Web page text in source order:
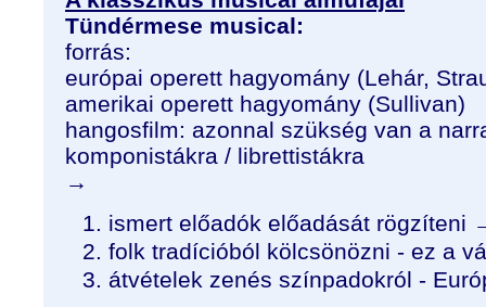
Tündérmese musical:
forrás:
európai operett hagyomány (Lehár,
amerikai operett hagyomány (Sullivan)
hangosfilm: azonnal szükség van a
komponistákra / librettistákra
→
ismert előadók előadását rögzíteni
folk tradícióból kölcsönözni - ez a
átvételek zenés színpadokról -